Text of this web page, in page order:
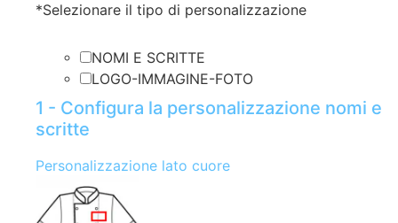
*Selezionare il tipo di personalizzazione
NOMI E SCRITTE
LOGO-IMMAGINE-FOTO
1 - Configura la personalizzazione nomi e
scritte
Personalizzazione lato cuore